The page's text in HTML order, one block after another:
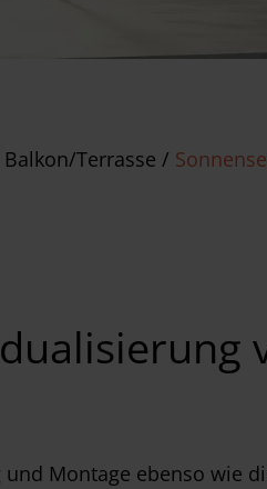
Terrasse /
Montage ebenso wie